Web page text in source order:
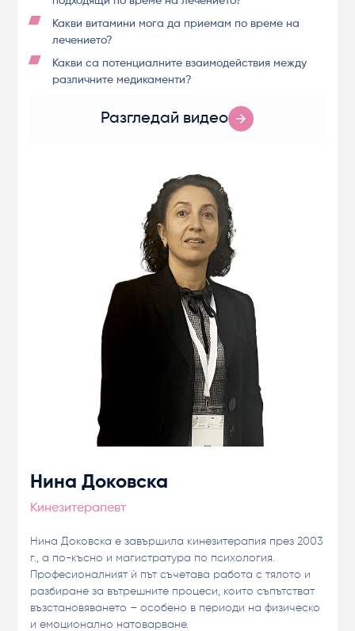
Какви витамини мога да приемам по време на
лечението?
Какви са потенциалните взаимодействия между
различните медикаменти?
Разгледай видео
Нина Доковска
Кинезитерапевт
Нина Доковска е завършила кинезитерапия през 2003
г., а по-късно и магистратура по психология.
Професионалният ѝ път съчетава работа с тялото и
разбиране за вътрешните процеси, които съпътстват
възстановяването – особено в периоди на физическо
и емоционално натоварване.